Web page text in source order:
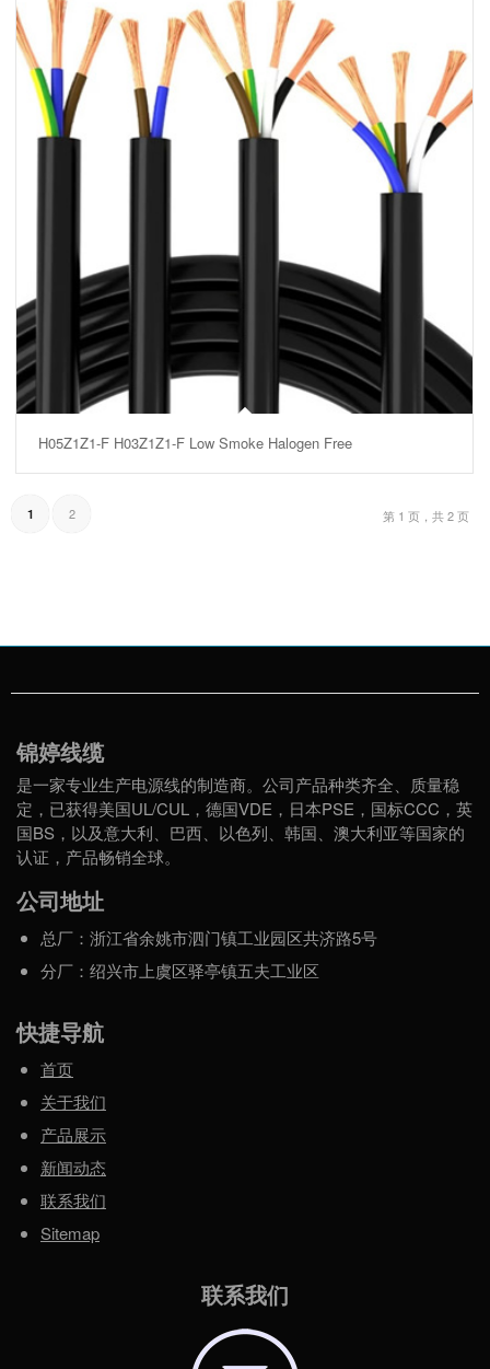
H05Z1Z1-F H03Z1Z1-F Low Smoke Halogen Free
第 1 页，共 2 页
1 2
锦婷线缆
是一家专业生产电源线的制造商。公司产品种类齐全、质量稳
定，已获得美国UL/CUL，德国VDE，日本PSE，国标CCC，英
国BS，以及意大利、巴西、以色列、韩国、澳大利亚等国家的
认证，产品畅销全球。
公司地址
总厂：浙江省余姚市泗门镇工业园区共济路5号
分厂：绍兴市上虞区驿亭镇五夫工业区
快捷导航
首页
关于我们
产品展示
新闻动态
联系我们
Sitemap
联系我们